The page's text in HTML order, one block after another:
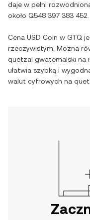
daje w pełni
około Q548 397 383 452
Cena USD Coin w GTQ
rzeczywistym. Można
quetzal gwatemalski na
ułatwia szybką i
walut cyfrowych na